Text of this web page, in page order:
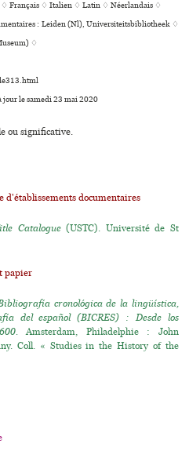
♢Français ♢Italien ♢Latin ♢Néerlandais ♢
: Leiden (Nl), Universiteitsbibliotheek ♢
♢
jour le samedi 23 mai 2020
ou significative.
d'établissements documentaires
Catalogue(USTC). Université de St
papier
cronológica de la lingüística,
del español (BICRES) : Desde los
Amsterdam, Philadelphie : John
Coll. « Studies in the History of the